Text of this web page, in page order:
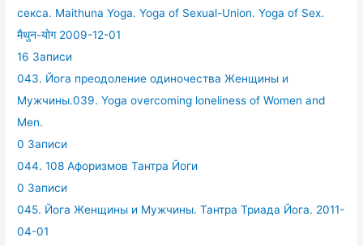
секса. Maithuna Yoga. Yoga of Sexual-Union. Yoga of Sex.
मैथुन-योग 2009-12-01
16 Записи
043. Йога преодоление одиночества Женщины и
Мужчины.039. Yoga overcoming loneliness of Women and
Men.
0 Записи
044. 108 Афоризмов Тантра Йоги
0 Записи
045. Йога Женщины и Мужчины. Тантра Триада Йога. 2011-
04-01